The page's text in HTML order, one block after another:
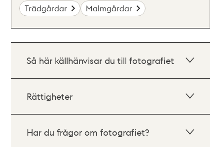
Trädgårdar Malmgårdar
Så här källhänvisar du till fotografiet
Rättigheter
Har du frågor om fotografiet?